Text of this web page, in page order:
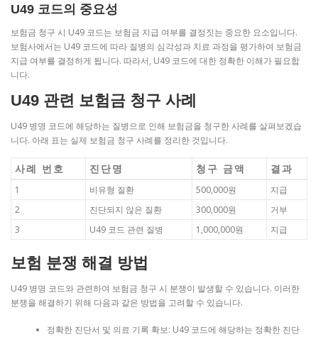
U49 코드의 중요성
보험금 청구 시 U49 코드는 보험금 지급 여부를 결정짓는 중요한 요소입니다.
보험사에서는 U49 코드에 따라 질병의 심각성과 치료 과정을 평가하여 보험금
지급 여부를 결정하게 됩니다. 따라서, U49 코드에 대한 정확한 이해가 필요합
니다.
U49 관련 보험금 청구 사례
U49 병명 코드에 해당하는 질병으로 인해 보험금을 청구한 사례를 살펴보겠습
니다. 아래 표는 실제 보험금 청구 사례를 정리한 것입니다.
사례 번호 진단명 청구 금액 결과
1 비유형 질환 500,000원
지급
2
진단되지 않은 질환 300,000원
거부
3
U49 코드 관련 질병 1,000,000원 지급
보험 분쟁 해결 방법
U49 병명 코드와 관련하여 보험금 청구 시 분쟁이 발생할 수 있습니다. 이러한
분쟁을 해결하기 위해 다음과 같은 방법을 고려할 수 있습니다.
정확한 진단서 및 의료 기록 확보: U49 코드에 해당하는 정확한 진단